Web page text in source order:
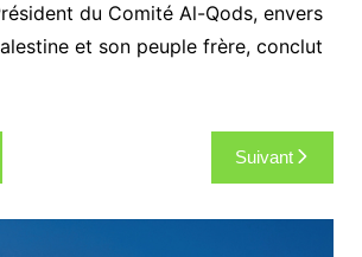
du Comité Al-Qods, envers
et son peuple frère, conclut
Suivant